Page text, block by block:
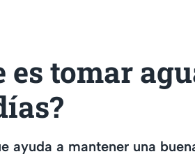
es tomar
ayuda a mantener una